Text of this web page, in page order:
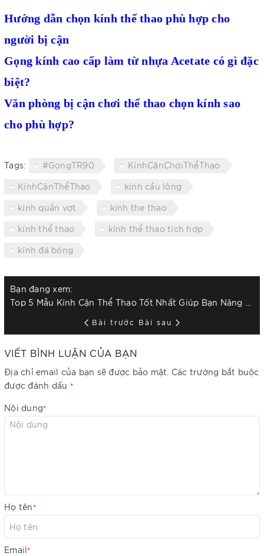
Hướng dẫn chọn kính thể thao phù hợp cho
người bị cận
Gọng kính cao cấp làm từ nhựa Acetate có gì đặc
biệt?
Văn phòng bị cận chơi thể thao chọn kính sao
cho phù hợp?
Tags: #GọngTR90
KínhCậnChơiThểThao
KínhCậnThểThao
kính cầu lông
kính quần vợt
kinh the thao
kính thể thao
kính thể thao tích hợp
kính đá bóng
Bạn đang xem:
Bài trước Bài sau
VIẾT BÌNH LUẬN CỦA BẠN
Địa chỉ email của bạn sẽ được bảo mật. Các trường bắt buộc
được đánh dấu *
Nội dung*
Họ tên*
Email*